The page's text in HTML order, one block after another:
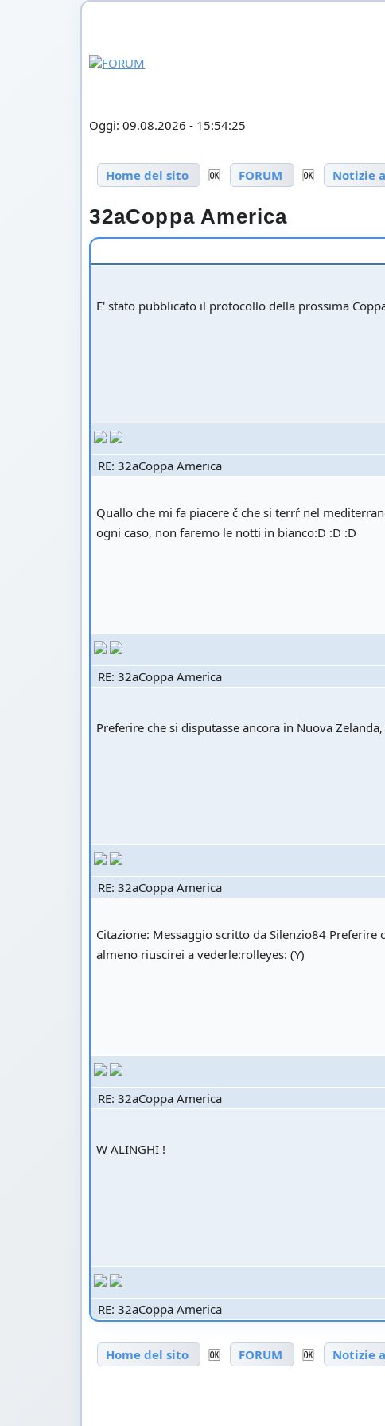
Oggi: 09.08.2026 - 15:54:25
Home del sito
🆗 FORUM 🆗 Notizie
32aCoppa America
E' stato pubblicato il protocollo della prossima
RE: 32aCoppa America
Quallo che mi fa piacere č che si terrŕ nel
ogni caso, non faremo le notti in bianco:D :D :D
RE: 32aCoppa America
Preferire che si disputasse ancora in Nuova
RE: 32aCoppa America
Citazione: Messaggio scritto da Silenzio84
almeno riuscirei a vederle:rolleyes: (Y)
RE: 32aCoppa America
W ALINGHI !
RE: 32aCoppa America
Home del sito 🆗 FORUM 🆗 Notizie